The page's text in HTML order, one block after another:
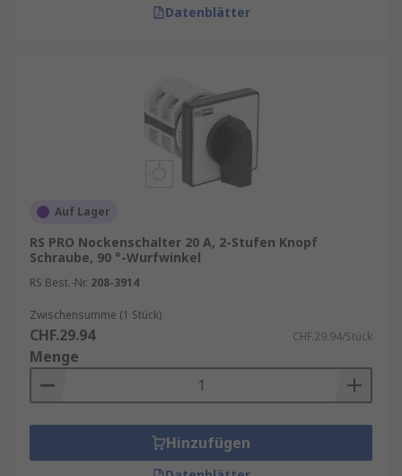
Datenblätter
Auf Lager
RS PRO Nockenschalter 20 A, 2-Stufen Knopf
Schraube, 90 °-Wurfwinkel
RS Best.-Nr. 208-3914
Zwischensumme (1 Stück)
CHF.29.94 CHF.29.94/Stück
Menge
Hinzufügen